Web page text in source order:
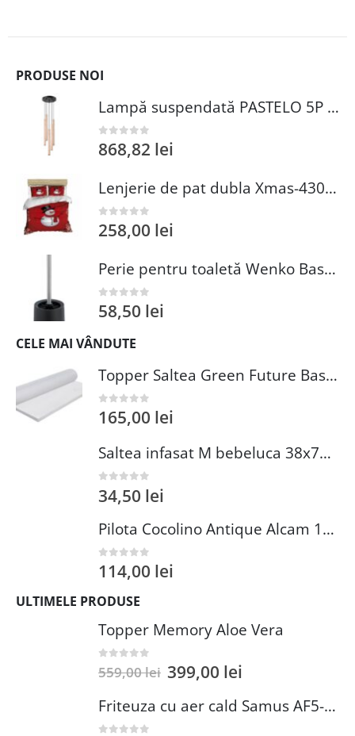
PRODUSE NOI
Lampă suspendată PASTELO 5P lemn
0 out of 5
868,82 lei
Lenjerie de pat dubla Xmas-430 Pearl Home 3 piese multicolor amestec bumbac 200x220 cm
0 out of 5
258,00 lei
Perie pentru toaletă Wenko Basic Black 14x38 cm plastic negru inox
0out of 5
58,50 lei
CELE MAI VÂNDUTE
Topper Saltea Green Future Basic Confort 80x190 cm Spuma Poliuretanica Elastica Husa PES 100%
0 out of 5
165,00 lei
Saltea infasat M bebeluca 38x70 cm spuma PVC lavabila pentru confort si siguranta bebelusului
0 out of 5
34,50 lei
Pilota Cocolino Antique Alcam 140x200 cm din Microfibra si Fleece pentru Confort Premium
0 out of 5
114,00 lei
ULTIMELE PRODUSE
Topper Memory Aloe Vera
out of 5
559,00lei 399,00 lei
Friteuza cu aer cald Samus AF5-S1400DW